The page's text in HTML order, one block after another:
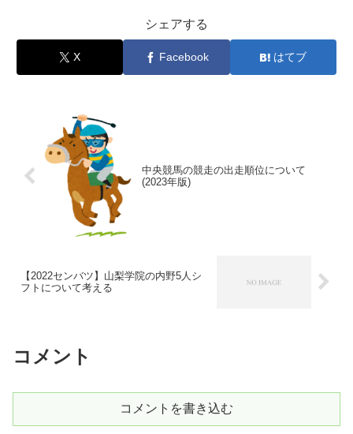
シェアする
X Facebook はてブ
中央競馬の競走の出走順位について
(2023年版)
【2022センバツ】山梨学院の内野5人シ
フトについて考える
コメント
コメントを書き込む